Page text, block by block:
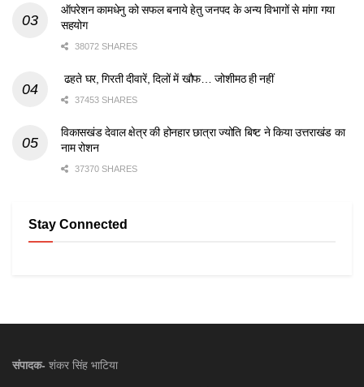
ऑपरेशन कामधेनु को सफल बनाये हेतु जनपद के अन्य विभागों से मांगा गया
सहयोग
38072 SHARES
ढहते घर, गिरती दीवारें, दिलों में खौफ… जोशीमठ ही नहीं
37453 SHARES
विकासखंड देवाल क्षेत्र की होनहार छात्रा ज्योति बिष्ट ने किया उत्तराखंड का
नाम रोशन
37370 SHARES
Stay Connected
संपादक- शंकर सिंह भाटिया